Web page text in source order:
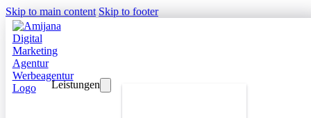
Skip to main content Skip to footer
Leistungen